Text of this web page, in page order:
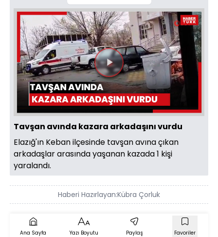
Videoyu
Oynat
Tavşan avında kazara arkadaşını vurdu
Elazığ'ın Keban ilçesinde tavşan avına çıkan
arkadaşlar arasında yaşanan kazada 1 kişi
yaralandı.
Haberi Hazırlayan:Kübra Çorluk
Ana Sayfa Yazı Boyutu Paylaş Favoriler